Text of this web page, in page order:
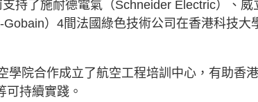
持了施耐德電氣（Schneider Electric）、威
）4間法國綠色技術公司在香港科技大
學院合作成立了航空工程培訓中心，有助香
持續實踐。